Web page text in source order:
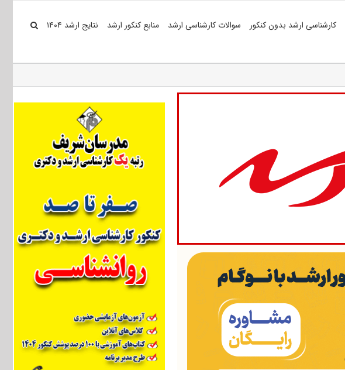
کارشناسی ارشد بدون کنکور سوالات کارشناسی ارشد منابع کنکور ارشد نتایج ارشد ۱۴۰۴